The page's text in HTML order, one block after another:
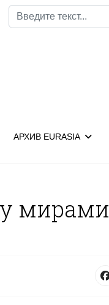
Поиск
АРХИВ EURASIA
мирами